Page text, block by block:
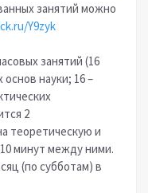
занятий можно
Y9zyk
занятий (16
науки; 16 –
2
теоретическую и
минут между ними.
(по субботам) в